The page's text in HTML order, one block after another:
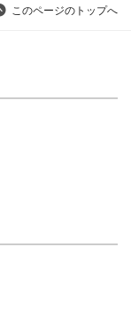
このページのトップへ